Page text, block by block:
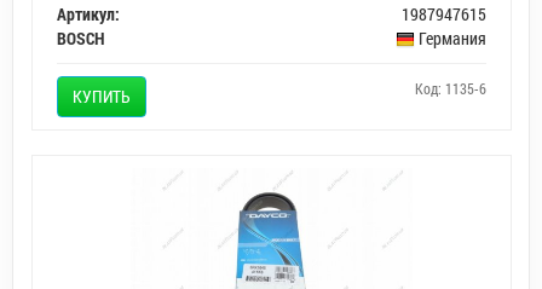
Артикул:
1987947615
BOSCH
Германия
КУПИТЬ Код: 1135-6